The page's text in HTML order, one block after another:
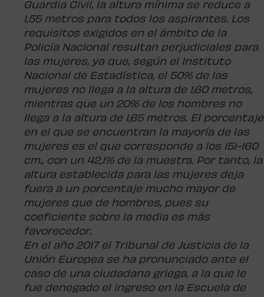
Guardia Civil, la altura mínima se reduce a
1,55 metros para todos los aspirantes. Los
requisitos exigidos en el ámbito de la
Policía Nacional resultan perjudiciales para
las mujeres, ya que, según el Instituto
Nacional de Estadística, el 50% de las
mujeres no llega a la altura de 1,60 metros,
mientras que un 20% de los hombres no
llega a la altura de 1,65 metros. El porcentaje
en el que se encuentran la mayoría de las
mujeres es el que corresponde a los 151-160
cm., con un 42,1% de la muestra. Por tanto, la
altura establecida para las mujeres deja
fuera a un porcentaje mucho mayor de
mujeres que de hombres, pues su
coeficiente sobre la media es más
favorecedor.
En el año 2017 el Tribunal de Justicia de la
Unión Europea se ha pronunciado ante el
caso de una ciudadana griega, a la que le
fue denegado el ingreso en la Escuela de